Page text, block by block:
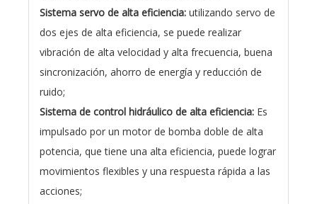
Sistema servo de alta eficiencia: utilizando servo de
dos ejes de alta eficiencia, se puede realizar
vibración de alta velocidad y alta frecuencia, buena
sincronización, ahorro de energía y reducción de
ruido;
Sistema de control hidráulico de alta eficiencia: Es
impulsado por un motor de bomba doble de alta
potencia, que tiene una alta eficiencia, puede lograr
movimientos flexibles y una respuesta rápida a las
acciones;